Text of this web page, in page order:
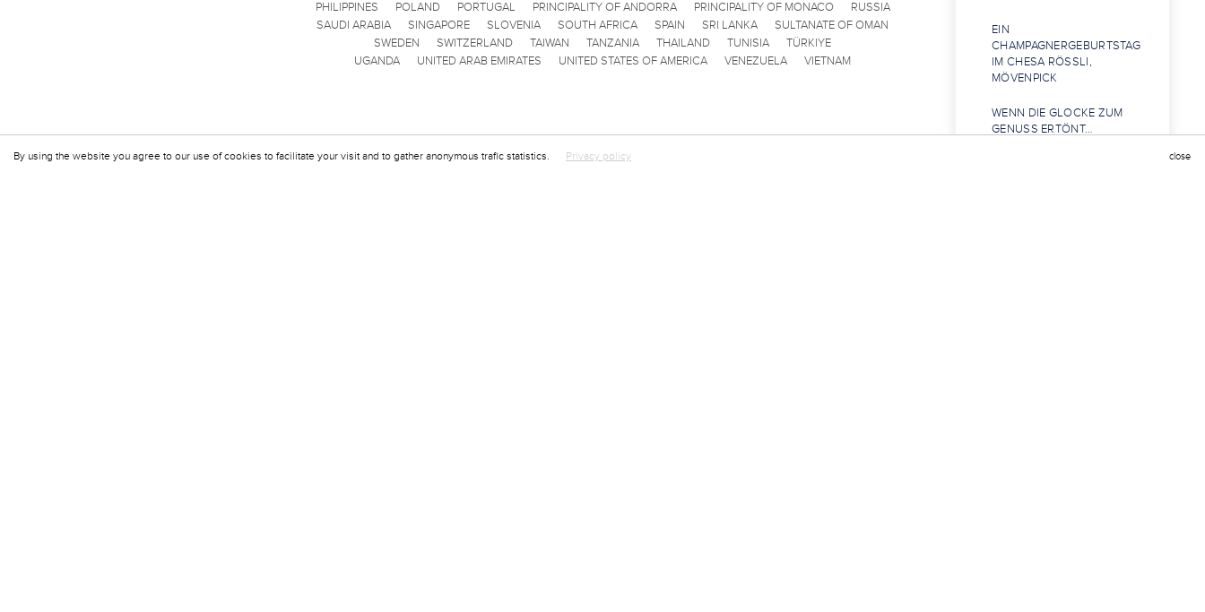
EIN
CHAMPAGNERGEBURTSTAG
IM CHESA RÖSSLI,
MÖVENPICK
WENN DIE GLOCKE ZUM
GENUSS ERTÖNT…
close
By using the website you agree to our use of cookies to facilitate your visit and to gather anonymous trafic statistics. Privacy policy
PHILIPPINES
POLAND PORTUGAL PRINCIPALITY OF ANDORRA PRINCIPALITY OF MONACO
RUSSIA
SAUDI ARABIA
SINGAPORE SLOVENIA SOUTH AFRICA SPAIN SRI LANKA
SULTANATE OF OMAN
SWEDEN
SWITZERLAND TAIWAN TANZANIA THAILAND TUNISIA
TÜRKIYE
UGANDA
UNITED ARAB EMIRATES UNITED STATES OF AMERICA VENEZUELA VIETNAM